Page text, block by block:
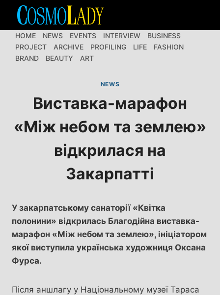
Перейти
вмістуHOME NEWS EVENTS INTERVIEW
BUSINESS
PROJECT
ARCHIVE PROFILING LIFE
FASHION
BRAND
BEAUTY ART
NEWS
Виставка-марафон
«Між небом та землею»
відкрилася на
Закарпатті
У закарпатському санаторії «Квітка
полонини» відкрилась Благодійна виставка-
марафон «Між небом та землею», ініціатором
якої виступила українська художниця Оксана
Фурса.
Після аншлагу у Національному музеї Тараса